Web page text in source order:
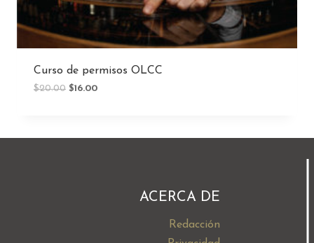
Curso de permisos OLCC
$20.00 El
$16.00El
ACERCA DE
Redacción